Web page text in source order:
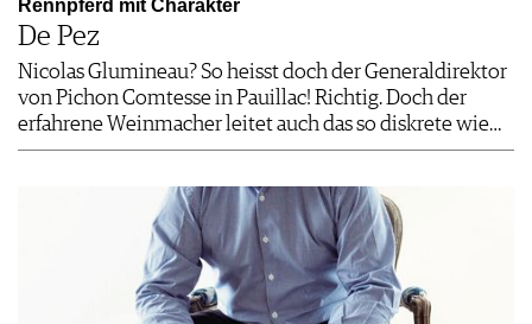
Rennpferd mit Charakter
De Pez
Nicolas Glumineau? So heisst doch der Generaldirektor
von Pichon ­Comtesse in Pauillac! Richtig. Doch der
erfahrene Weinmacher leitet auch das so diskrete wie…